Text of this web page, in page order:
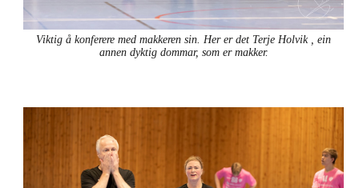
Viktig å konferere med makkeren sin. Her er det Terje Holvik , ein
annen dyktig dommar, som er makker.